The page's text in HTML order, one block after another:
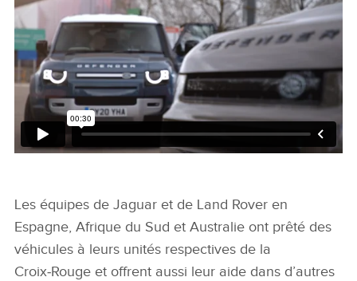
Les équipes de Jaguar et de Land Rover en
Espagne, Afrique du Sud et Australie ont prêté des
véhicules à leurs unités respectives de la
Croix‑Rouge et offrent aussi leur aide dans d’autres